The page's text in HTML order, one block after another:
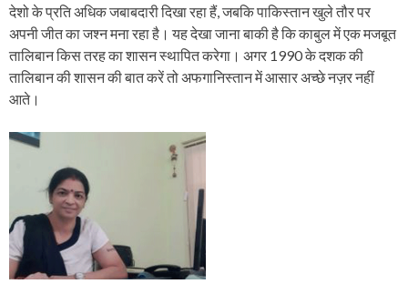
देशो के प्रति अधिक जबाबदारी दिखा रहा हैं, जबकि पाकिस्तान खुले तौर पर
अपनी जीत का जश्न मना रहा है। यह देखा जाना बाकी है कि काबुल में एक मजबूत
तालिबान किस तरह का शासन स्थापित करेगा। अगर 1990 के दशक की
तालिबान की शासन की बात करें तो अफगानिस्तान में आसार अच्छे नज़र नहीं
आते।